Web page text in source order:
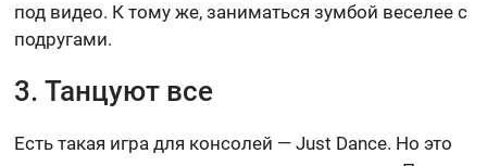
под видео. К тому же, заниматься зумбой веселее с
подругами.
3. Танцуют все
Есть такая игра для консолей — Just Dance. Но это